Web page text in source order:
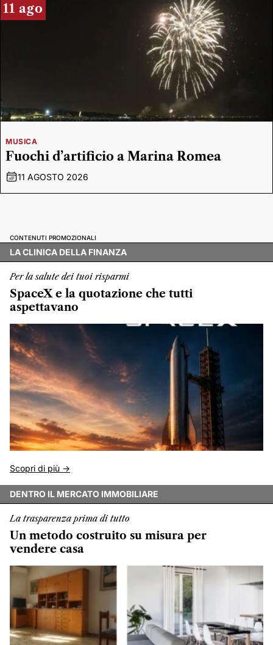
11 ago
MUSICA
Fuochi d’artificio a Marina Romea
11 AGOSTO 2026
CONTENUTI PROMOZIONALI
LA CLINICA DELLA FINANZA
Per la salute dei tuoi risparmi
SpaceX e la quotazione che tutti
aspettavano
Scopri di più ->
DENTRO IL MERCATO IMMOBILIARE
La trasparenza prima di tutto
Un metodo costruito su misura per
vendere casa